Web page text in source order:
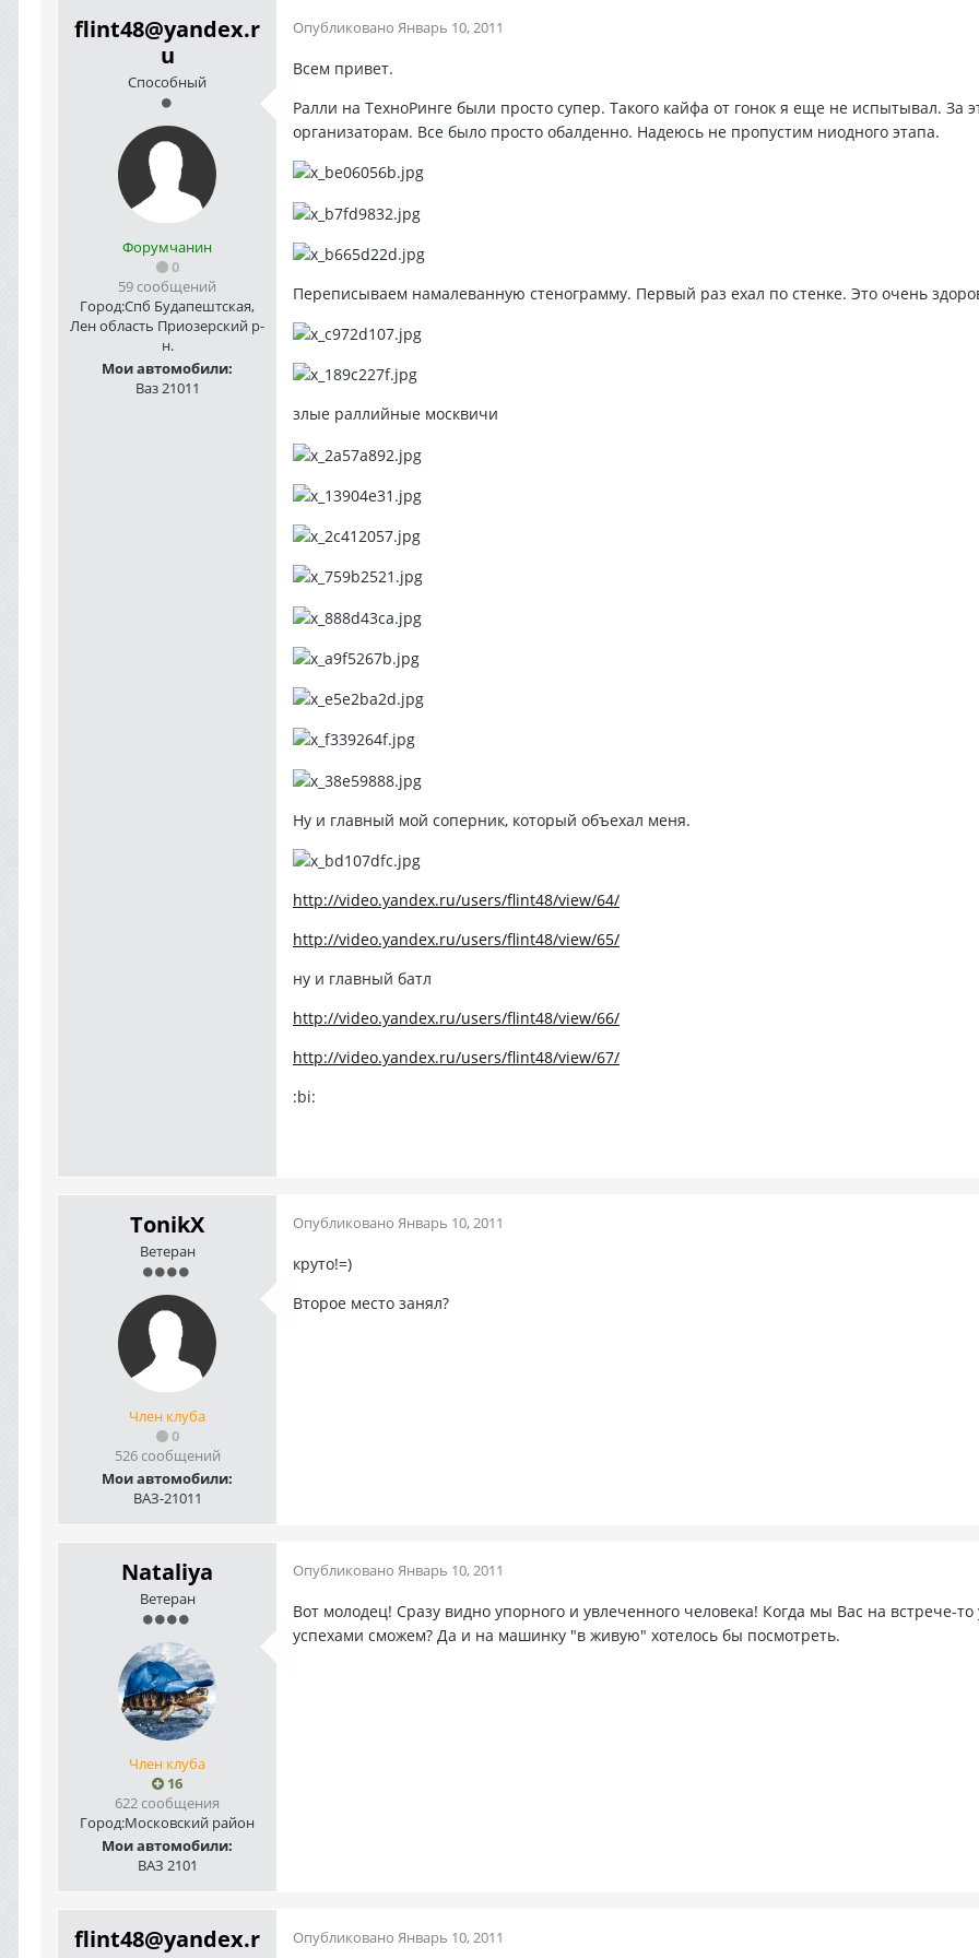
flint48@yandex.r
u
Способный
Форумчанин
0
59 сообщений
Город:Спб Будапештская,
Лен область Приозерский р-
н.
Мои автомобили:
Ваз 21011
Опубликовано Январь 10, 2011
Всем привет.
Ралли на ТехноРинге были просто супер. Такого кайфа от гонок я еще не испытывал. За
организаторам. Все было просто обалденно. Надеюсь не пропустим ниодного этапа.
Переписываем намалеванную стенограмму. Первый раз ехал по стенке. Это очень
злые раллийные москвичи
Ну и главный мой соперник, который объехал меня.
http://video.yandex.ru/users/flint48/view/64/
http://video.yandex.ru/users/flint48/view/65/
ну и главный батл
http://video.yandex.ru/users/flint48/view/66/
http://video.yandex.ru/users/flint48/view/67/
:bi:
TonikX
Ветеран
Член клуба
0
526 сообщений
Мои автомобили:
ВАЗ-21011
Опубликовано Январь 10, 2011
круто!=)
Второе место занял?
Nataliya
Ветеран
Член клуба
16
622 сообщения
Город:Московский район
Мои автомобили:
ВАЗ 2101
Опубликовано Январь 10, 2011
Вот молодец! Сразу видно упорного и увлеченного человека! Когда мы Вас на встрече-
успехами сможем? Да и на машинку "в живую" хотелось бы посмотреть.
flint48@yandex.r
Опубликовано Январь 10, 2011